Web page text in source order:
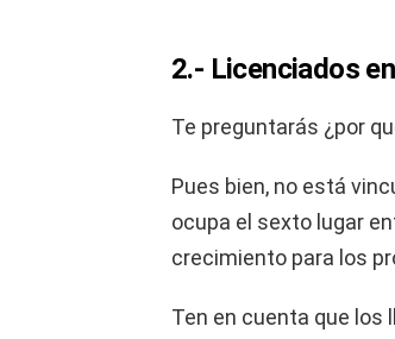
2.- Licenciados
Te preguntarás ¿por
Pues bien, no está
ocupa el sexto lugar
crecimiento para los
Ten en cuenta que los